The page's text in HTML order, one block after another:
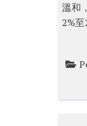
溫和
2%至